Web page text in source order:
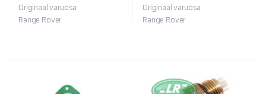
Originaal varuosa
Range Rover
Originaal varuosa
Range Rover